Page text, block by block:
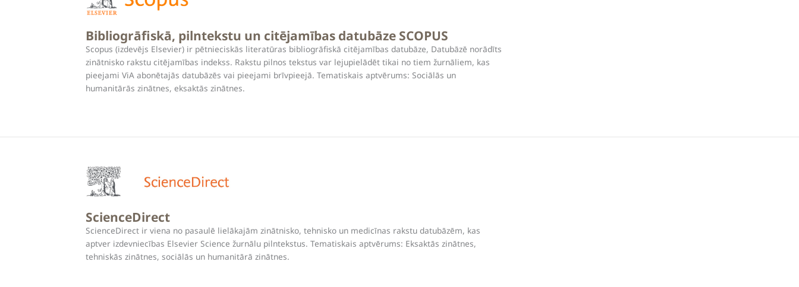
Bibliogrāfiskā, pilntekstu un citējamības datubāze SCOPUS
Scopus (izdevējs Elsevier) ir pētnieciskās literatūras bibliogrāfiskā citējamības datubāze, Datubāzē norādīts
zinātnisko rakstu citējamības indekss. Rakstu pilnos tekstus var lejupielādēt tikai no tiem žurnāliem, kas
pieejami ViA abonētajās datubāzēs vai pieejami brīvpieejā. Tematiskais aptvērums: Sociālās un
humanitārās zinātnes, eksaktās zinātnes.
ScienceDirect
ScienceDirect ir viena no pasaulē lielākajām zinātnisko, tehnisko un medicīnas rakstu datubāzēm, kas
aptver izdevniecības Elsevier Science žurnālu pilntekstus. Tematiskais aptvērums: Eksaktās zinātnes,
tehniskās zinātnes, sociālās un humanitārā zinātnes.